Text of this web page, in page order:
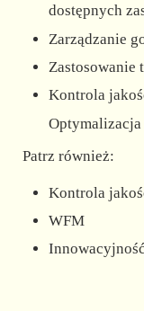
dostępnych
Zarządzanie
Zastosowanie
Kontrola
Patrz również:
Kontrola
WFM
Innowacyjność